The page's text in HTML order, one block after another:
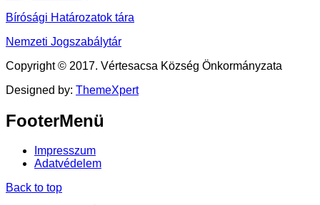
Bírósági Határozatok tára
Nemzeti Jogszabálytár
Copyright © 2017. Vértesacsa Község Önkormányzata
Designed by: ThemeXpert
FooterMenü
Impresszum
Adatvédelem
Back to top